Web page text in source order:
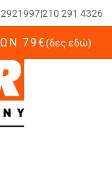
|210 291 4326
79€(δες εδώ)